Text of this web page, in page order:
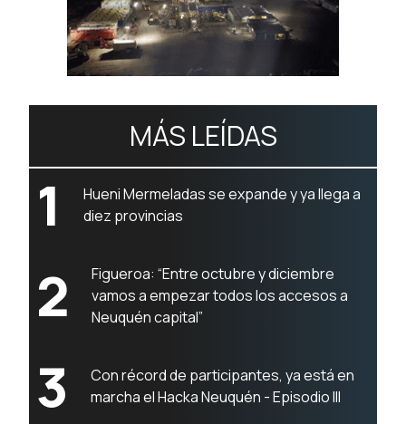
MÁS LEÍDAS
1
Hueni Mermeladas se expande y ya llega a
diez provincias
2
Figueroa: “Entre octubre y diciembre
vamos a empezar todos los accesos a
Neuquén capital”
3
Con récord de participantes, ya está en
marcha el Hacka Neuquén - Episodio III